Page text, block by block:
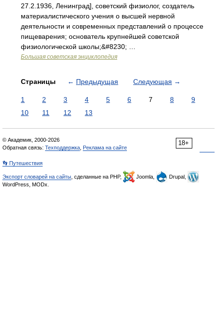
27.2.1936, Ленинград], советский физиолог, создатель
материалистического учения о высшей нервной
деятельности и современных представлений о процессе
пищеварения; основатель крупнейшей советской
физиологической школы;&#8230; …
Большая советская энциклопедия
Страницы ← Предыдущая Следующая →
1 2 3 4 5 6 7 8
9
10
11 12 13
18+
© Академик, 2000-2026
Обратная связь: Техподдержка Реклама на сайте
👣 Путешествия
Экспорт словарей на сайты , сделанные на PHP, Joomla,
Drupal,
WordPress, MODx.